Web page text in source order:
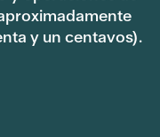
y un centavos).